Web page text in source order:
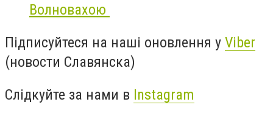
Волновахою
Підписуйтеся на наші оновлення у Viber
(новости Славянска)
Слідкуйте за нами в Instagram